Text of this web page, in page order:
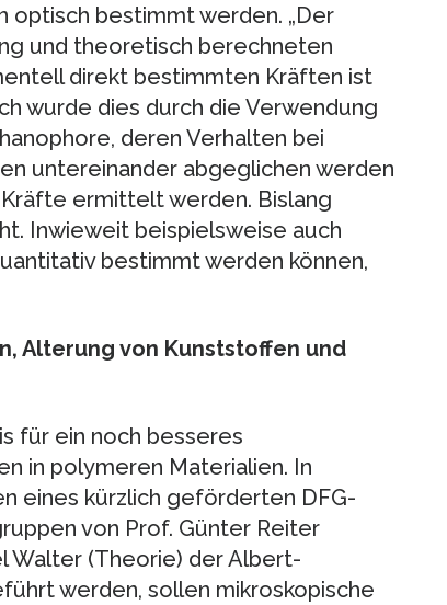
optisch bestimmt werden. „Der
und theoretisch berechneten
direkt bestimmten Kräften ist
wurde dies durch die Verwendung
deren Verhalten bei
untereinander abgeglichen werden
ermittelt werden. Bislang
Inwieweit beispielsweise auch
bestimmt werden können,
Alterung von Kunststoffen und
für ein noch besseres
in polymeren Materialien. In
eines kürzlich geförderten DFG-
von Prof. Günter Reiter
Walter (Theorie) der Albert-
werden, sollen mikroskopische